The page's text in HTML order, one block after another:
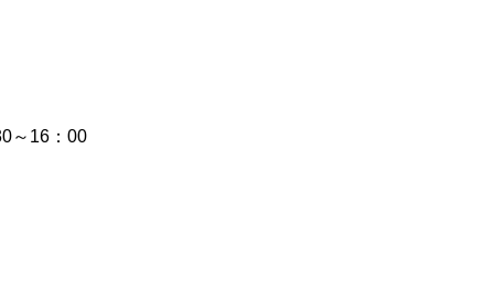
～16：00